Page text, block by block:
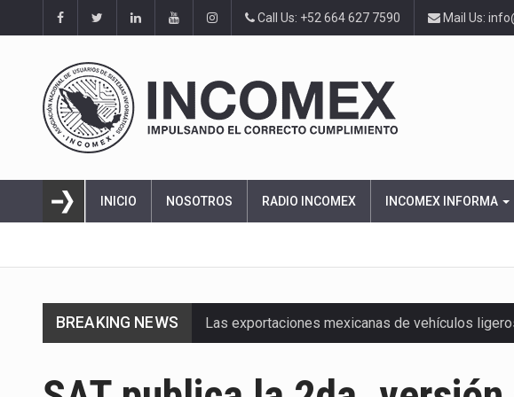
Call Us: +52 664 627 7590 Mail Us:
INICIO NOSOTROS RADIO INCOMEX INCOMEX INFORMA
BREAKING NEWS Las exportaciones mexicanas de vehículos